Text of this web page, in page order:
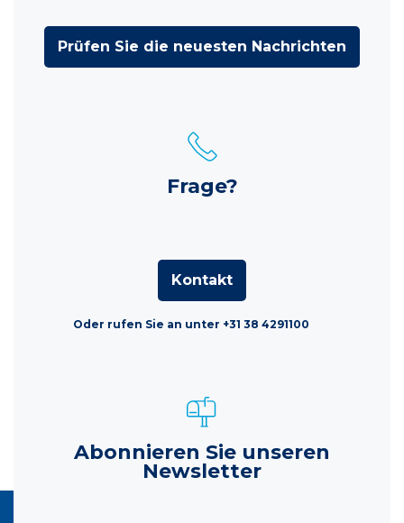
Prüfen Sie die neuesten Nachrichten
Frage?
Kontakt
Oder rufen Sie an unter +31 38 4291100
Abonnieren Sie unseren
Newsletter